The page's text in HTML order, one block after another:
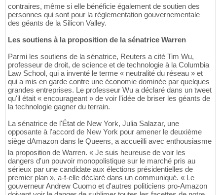
contraires, même si elle bénéficie également de soutien des
personnes qui sont pour la réglementation gouvernementale
des géants de la Silicon Valley.
Les soutiens à la proposition de la sénatrice Warren
Parmi les soutiens de la sénatrice, Reuters a cité Tim Wu,
professeur de droit, de science et de technologie à la Columbia
Law School, qui a inventé le terme « neutralité du réseau » et
qui a mis en garde contre une économie dominée par quelques
grandes entreprises. Le professeur Wu a déclaré dans un tweet
qu'il était « encourageant » de voir l'idée de briser les géants de
la technologie gagner du terrain.
La sénatrice de l'État de New York, Julia Salazar, une
opposante à l'accord de New York pour amener le deuxième
siège dAmazon dans le Queens, a accueilli avec enthousiasme
la proposition de Warren. « Je suis heureuse de voir les
dangers d'un pouvoir monopolistique sur le marché pris au
sérieux par une candidate aux élections présidentielles de
premier plan », a-t-elle déclaré dans un communiqué. « Le
gouverneur Andrew Cuomo et d'autres politiciens pro-Amazon